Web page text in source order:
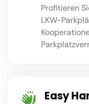
Profitieren
LKW-
Easy